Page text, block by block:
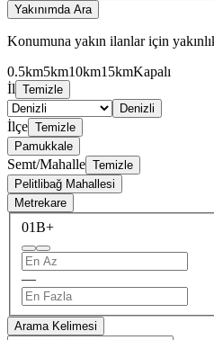
Yakınımda Ara
Konumuna yakın ilanlar için
0.5km5km10km15kmKapalı
İl Temizle
Denizli
İlçe Temizle
Pamukkale
Semt/Mahalle Temizle
Pelitlibağ Mahallesi
Metrekare
01B+
—
Arama Kelimesi